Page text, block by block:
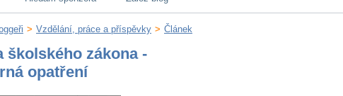
> Vzdělání, práce a příspěvky > Článek
školského zákona -
opatření